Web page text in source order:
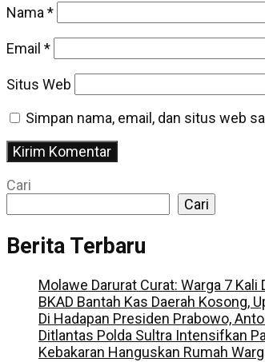
Nama*
Email *
Situs Web
Simpan nama, email, dan situs web
Cari
Cari
Berita Terbaru
Molawe Darurat Curat: Warga 7
BKAD Bantah Kas Daerah Kosong,
Di Hadapan Presiden Prabowo,
Ditlantas Polda Sultra Intensifkan
Kebakaran Hanguskan Rumah